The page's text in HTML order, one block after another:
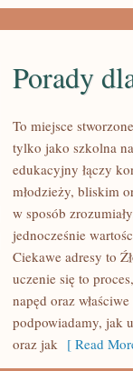
PORADY
RODZICÓW
Porady
To miejsce
tylko jako szkolna
edukacyjny łączy
młodzieży, bliskim
w sposób
jednocześnie
Ciekawe adresy to
uczenie się to
napęd oraz
podpowiadamy, jak
oraz jak [ Read